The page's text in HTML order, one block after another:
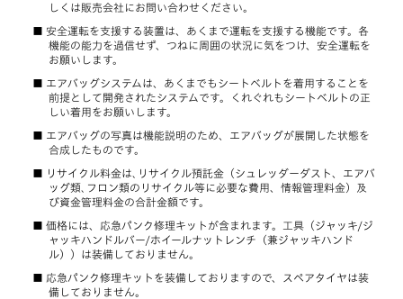
しくは販売会社にお問い合わせください。
安全運転を支援する装置は、あくまで運転を支援する機能です。各
機能の能力を過信せず、つねに周囲の状況に気をつけ、安全運転を
お願いします。
エアバッグシステムは、あくまでもシートベルトを着用することを
前提として開発されたシステムです。くれぐれもシートベルトの正
しい着用をお願いします。
エアバッグの写真は機能説明のため、エアバッグが展開した状態を
合成したものです。
リサイクル料金は､リサイクル預託金（シュレッダーダスト、エアバ
ッグ類､フロン類のリサイクル等に必要な費用、情報管理料金）及
び資金管理料金の合計金額です。
価格には、応急パンク修理キットが含まれます。工具（ジャッキ/ジ
ャッキハンドルバー/ホイールナットレンチ（兼ジャッキハンド
ル））は装備しておりません。
応急パンク修理キットを装備しておりますので、スペアタイヤは装
備しておりません。